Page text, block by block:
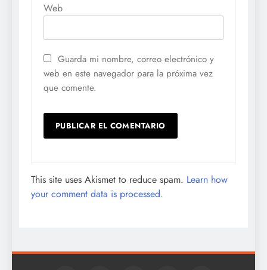
Web
Guarda mi nombre, correo electrónico y
web en este navegador para la próxima vez
que comente.
This site uses Akismet to reduce spam. Learn how
your comment data is processed.